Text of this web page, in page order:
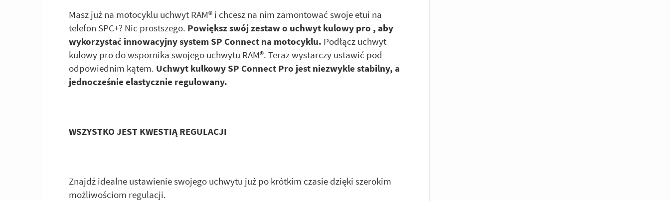
Masz już na motocyklu uchwyt RAM® i chcesz na nim zamontować swoje etui na
telefon SPC+? Nic prostszego. Powiększ swój zestaw o uchwyt kulowy pro , aby
wykorzystać innowacyjny system SP Connect na motocyklu. Podłącz uchwyt
kulowy pro do wspornika swojego uchwytu RAM®. Teraz wystarczy ustawić pod
odpowiednim kątem. Uchwyt kulkowy SP Connect Pro jest niezwykle stabilny, a
jednocześnie elastycznie regulowany.
WSZYSTKO JEST KWESTIĄ REGULACJI
Znajdź idealne ustawienie swojego uchwytu już po krótkim czasie dzięki szerokim
możliwościom regulacji.